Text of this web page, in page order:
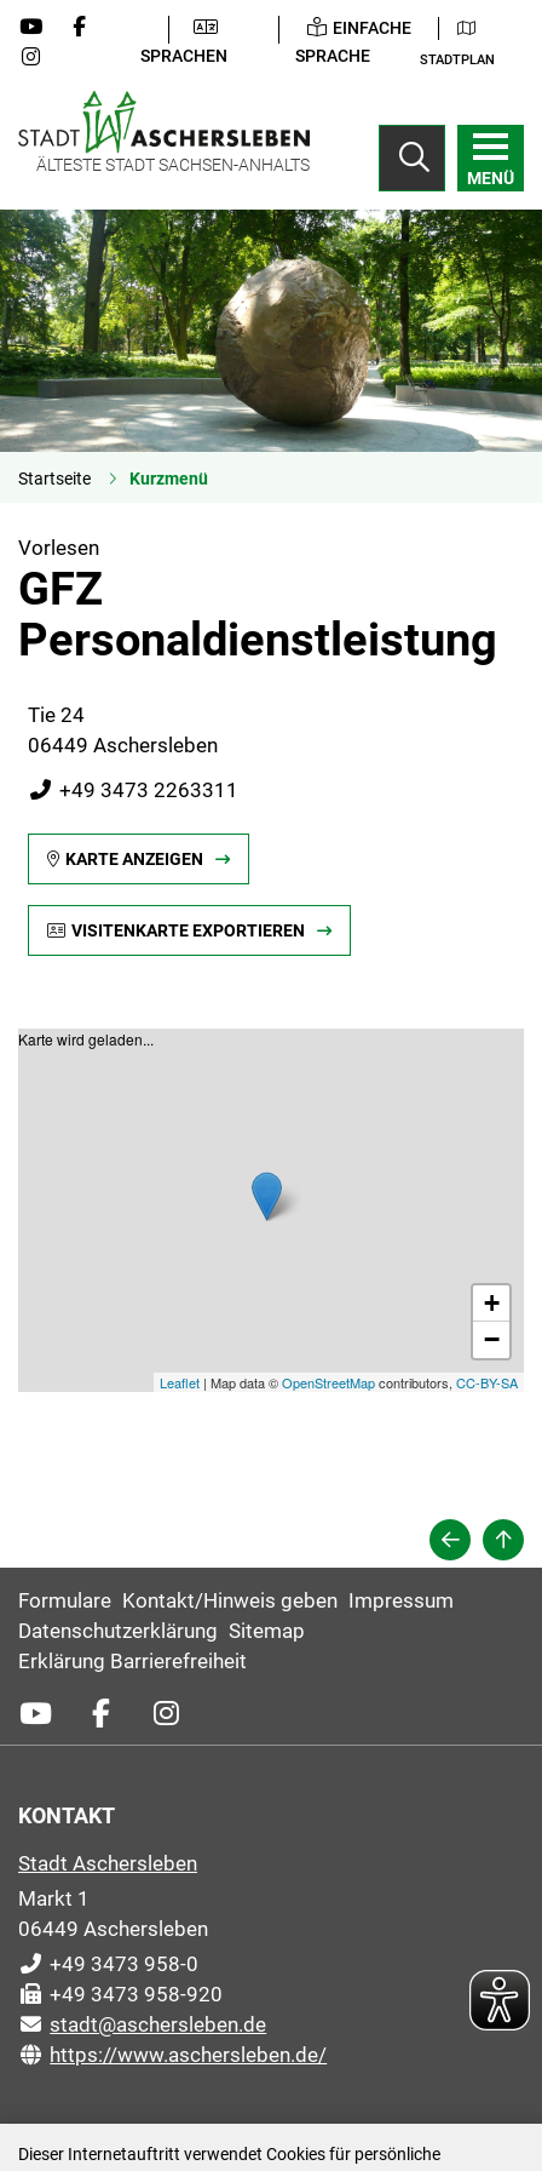
Dieser Internetauftritt verwendet Cookies für persönliche
SPRACHEN
EINFACHE
SPRACHE
STADTPLAN
ÄLTESTE STADT SACHSEN-ANHALTS
MENÜ
Startseite Kurzmenü
Vorlesen
GFZ
Personaldienstleistung
Tie 24
06449 Aschersleben
+49 3473 2263311
KARTE ANZEIGEN
VISITENKARTE EXPORTIEREN
Karte wird geladen...
+
−
Leaflet | Map data ©OpenStreetMapcontributors, CC-BY-SA
Formulare Kontakt/Hinweis geben Impressum
Datenschutzerklärung Sitemap
Erklärung Barrierefreiheit
KONTAKT
Stadt Aschersleben
Markt 1
06449 Aschersleben
+49 3473 958-0
+49 3473 958-920
stadt@aschersleben.de
https://www.aschersleben.de/